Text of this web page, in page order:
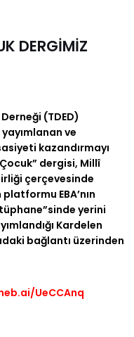
DERGİMİZ
(TDED)
ve
kazandırmayı
dergisi, Millî
çerçevesinde
EBA’nın
yerini
Kardelen
bağlantı üzerinden
UeCCAnq